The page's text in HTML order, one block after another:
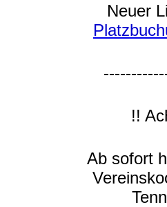
Neuer
!!
Ab sofort